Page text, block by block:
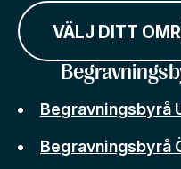
VÄLJ DITT
Begravningsbyrå
Begravningsbyrå